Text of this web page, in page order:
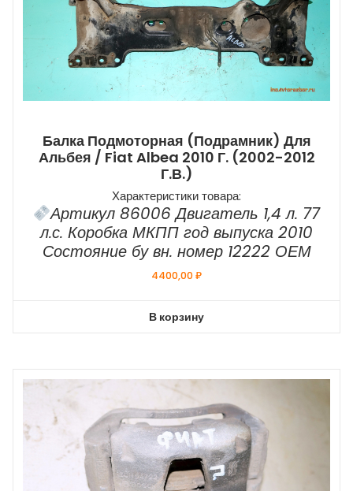
Балка Подмоторная (подрамник) Для
Альбея / Fiat Albea 2010 Г. (2002-2012
Г.в.)
Характеристики товара:
Артикул 86006 Двигатель 1,4 л. 77
л.с. Коробка МКПП год выпуска 2010
Состояние бу вн. номер 12222 ОЕМ
4400,00₽
В корзину